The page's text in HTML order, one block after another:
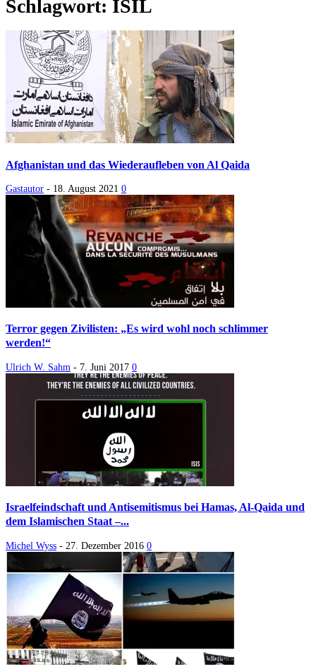
Schlagwort: ISIL
Afghanistan und das Wiederaufleben von Al Qaida
Gastautor - 18. August 2021 0
Terror gegen Zivilisten: „Es wird wohl noch schlimmer
werden!“
Ulrich W. Sahm - 7. Juni 2017 0
Israelfeindschaft und Antisemitismus bei Hamas, Al-Qaida und
dem Islamischen Staat –...
Michel Wyss - 27. Dezember 2016 0